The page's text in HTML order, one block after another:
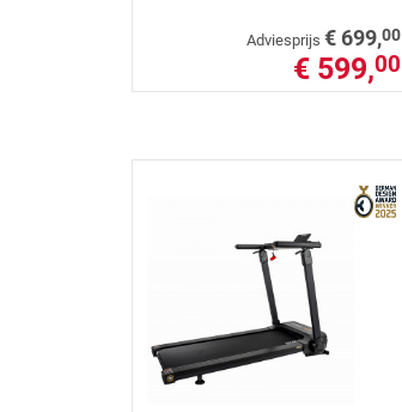
Adviesprijs € 699,00
€ 599,00